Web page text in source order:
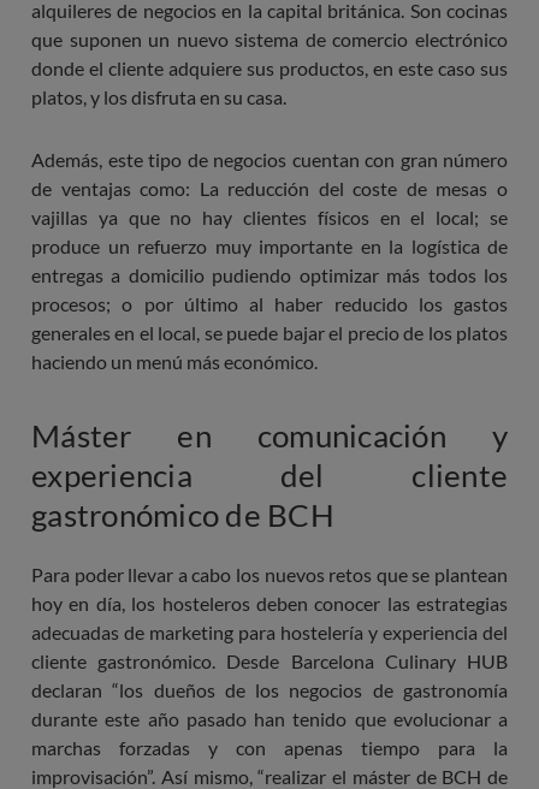
alquileres de negocios en la capital británica. Son cocinas
que suponen un nuevo sistema de comercio electrónico
donde el cliente adquiere sus productos, en este caso sus
platos, y los disfruta en su casa.
Además, este tipo de negocios cuentan con gran número
de ventajas como: La reducción del coste de mesas o
vajillas ya que no hay clientes físicos en el local; se
produce un refuerzo muy importante en la logística de
entregas a domicilio pudiendo optimizar más todos los
procesos; o por último al haber reducido los gastos
generales en el local, se puede bajar el precio de los platos
haciendo un menú más económico.
Máster en comunicación y
experiencia del cliente
gastronómico de BCH
Para poder llevar a cabo los nuevos retos que se plantean
hoy en día, los hosteleros deben conocer las estrategias
adecuadas de marketing para hostelería y experiencia del
cliente gastronómico. Desde Barcelona Culinary HUB
declaran “los dueños de los negocios de gastronomía
durante este año pasado han tenido que evolucionar a
marchas forzadas y con apenas tiempo para la
improvisación”. Así mismo, “realizar el máster de BCH de